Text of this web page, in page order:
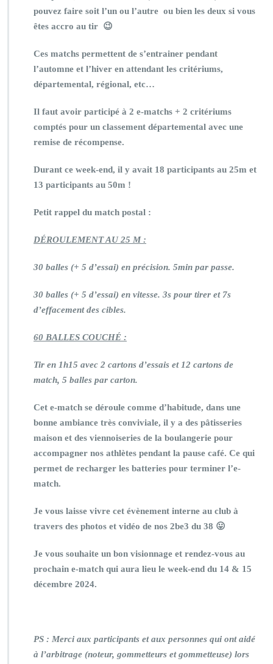
pouvez faire soit l’un ou l’autre ou bien les deux si vous
êtes accro au tir 😉
Ces matchs permettent de s’entrainer pendant
l’automne et l’hiver en attendant les critériums,
départemental, régional, etc…
Il faut avoir participé à 2 e-matchs + 2 critériums
comptés pour un classement départemental avec une
remise de récompense.
Durant ce week-end, il y avait 18 participants au 25m et
13 participants au 50m !
Petit rappel du match postal :
DÉROULEMENT AU 25 M :
30 balles (+ 5 d’essai) en précision. 5min par passe.
30 balles (+ 5 d’essai) en vitesse. 3s pour tirer et 7s
d’effacement des cibles.
60 BALLES COUCHÉ :
Tir en 1h15 avec 2 cartons d’essais et 12 cartons de
match, 5 balles par carton.
Cet e-match se déroule comme d’habitude, dans une
bonne ambiance très conviviale, il y a des pâtisseries
maison et des viennoiseries de la boulangerie pour
accompagner nos athlètes pendant la pause café. Ce qui
permet de recharger les batteries pour terminer l’e-
match.
Je vous laisse vivre cet évènement interne au club à
travers des photos et vidéo de nos 2be3 du 38 😛
Je vous souhaite un bon visionnage et rendez-vous au
prochain e-match qui aura lieu le week-end du 14 & 15
décembre 2024.
PS : Merci aux participants et aux personnes qui ont aidé
à l’arbitrage (noteur, gommetteurs et gommetteuse) lors